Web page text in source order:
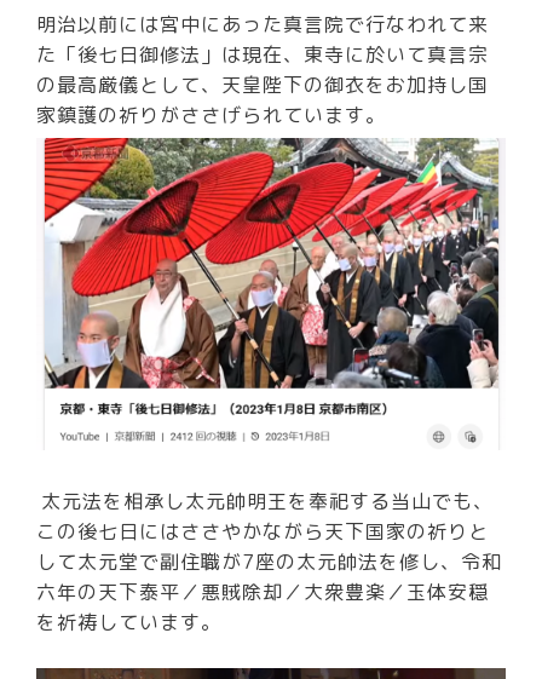
明治以前には宮中にあった真言院で行なわれて来
た「後七日御修法」は現在、東寺に於いて真言宗
の最高厳儀として、天皇陛下の御衣をお加持し国
家鎮護の祈りがささげられています。
太元法を相承し太元帥明王を奉祀する当山でも、
この後七日にはささやかながら天下国家の祈りと
して太元堂で副住職が7座の太元帥法を修し、令和
六年の天下泰平／悪賊除却／大衆豊楽／玉体安穏
を祈祷しています。